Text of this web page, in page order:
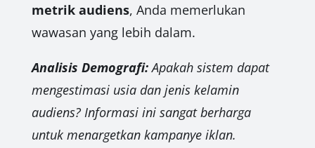
metrik audiens, Anda memerlukan
wawasan yang lebih dalam.
Analisis Demografi:Apakah sistem dapat
mengestimasi usia dan jenis kelamin
audiens? Informasi ini sangat berharga
untuk menargetkan kampanye iklan.